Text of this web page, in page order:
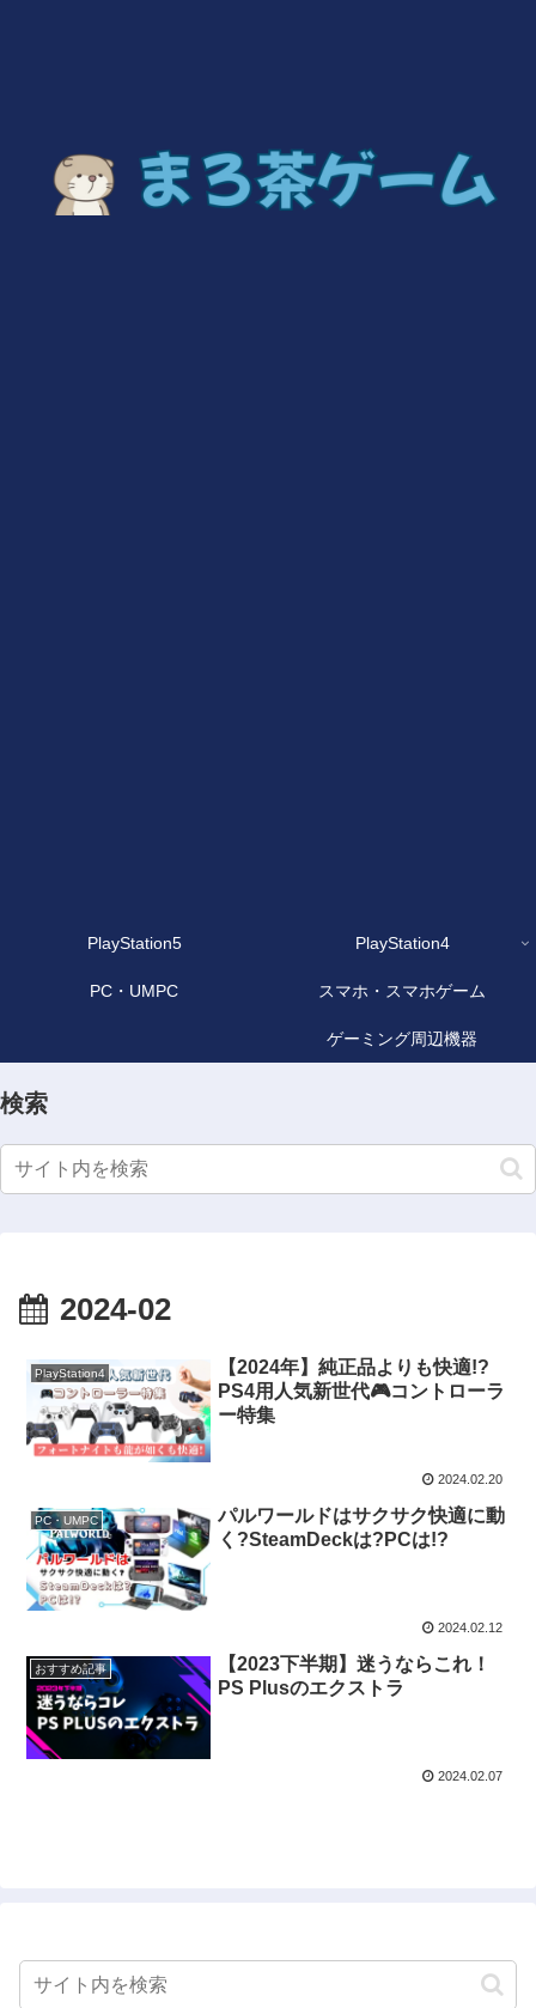
PlayStation5 PlayStation4
PC・UMPC スマホ・スマホゲーム
ゲーミング周辺機器
検索
2024-02
PlayStation4
【2024年】純正品よりも快適!?
PS4用人気新世代🎮コントローラ
ー特集
2024.02.20
PC・UMPC
パルワールドはサクサク快適に動
く?SteamDeckは?PCは!?
2024.02.12
おすすめ記事
【2023下半期】迷うならこれ！
PS Plusのエクストラ
2024.02.07